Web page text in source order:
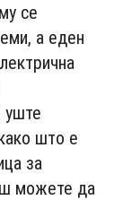
се
а еден
уште
што е
за
можете да